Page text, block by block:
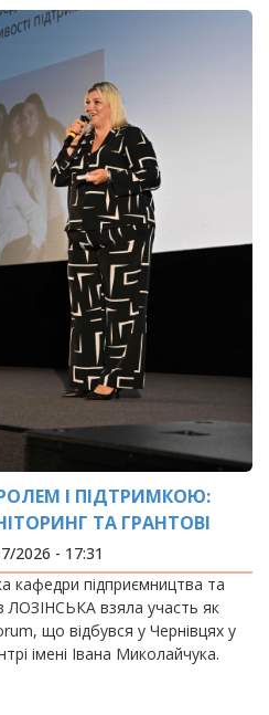
І ПІДТРИМКОЮ:
ТА ГРАНТОВІ
2026 - 17:31
кафедри підприємництва та
взяла участь як
що відбувся у Чернівцях у
імені Івана Миколайчука.